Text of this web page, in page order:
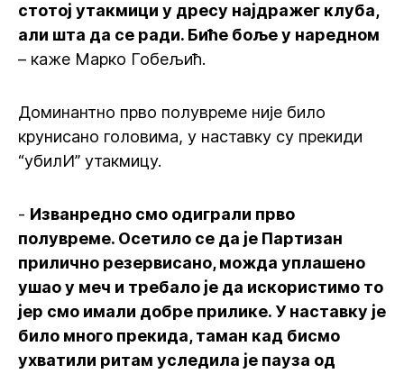
стотој утакмици у дресу најдражег клуба,
али шта да се ради. Биће боље у наредном
– каже Марко Гобељић.
Доминантно прво полувреме није било
крунисано головима, у наставку су прекиди
“убилИ” утакмицу.
- Изванредно смо одиграли прво
полувреме. Осетило се да је Партизан
прилично резервисано, можда уплашено
ушао у меч и требало је да искористимо то
јер смо имали добре прилике. У наставку је
било много прекида, таман кад бисмо
ухватили ритам уследила је пауза од